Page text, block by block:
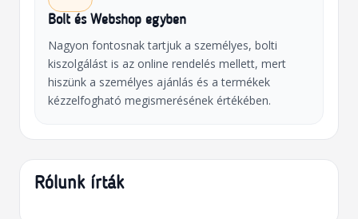
Bolt és Webshop egyben
Nagyon fontosnak tartjuk a személyes, bolti
kiszolgálást is az online rendelés mellett, mert
hiszünk a személyes ajánlás és a termékek
kézzelfogható megismerésének értékében.
Rólunk írták